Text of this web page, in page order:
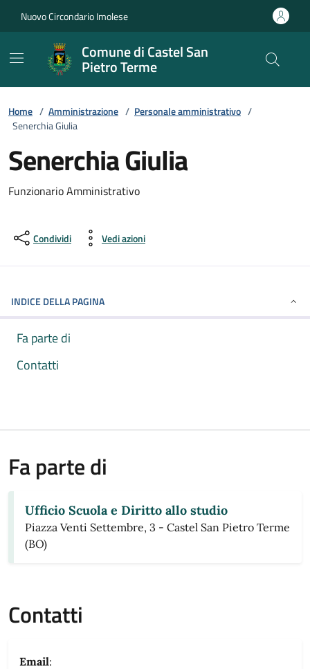
Nuovo Circondario Imolese
Comune di Castel San
Pietro Terme
Home / Amministrazione / Personale amministrativo /
Senerchia Giulia
Senerchia Giulia
Funzionario Amministrativo
Condividi Vedi azioni
INDICE DELLA PAGINA
Fa parte di
Contatti
Fa parte di
Ufficio Scuola e Diritto allo studio
Piazza Venti Settembre, 3 - Castel San Pietro Terme
(BO)
Contatti
Email: